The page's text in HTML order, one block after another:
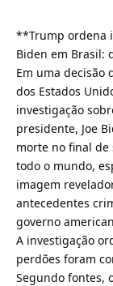
**Trump ordena
Biden em Brasil:
Em uma decisão
dos Estados
investigação
presidente, Joe
morte no final de
todo o mundo,
imagem
antecedentes
governo
A investigação
perdões foram
Segundo fontes,